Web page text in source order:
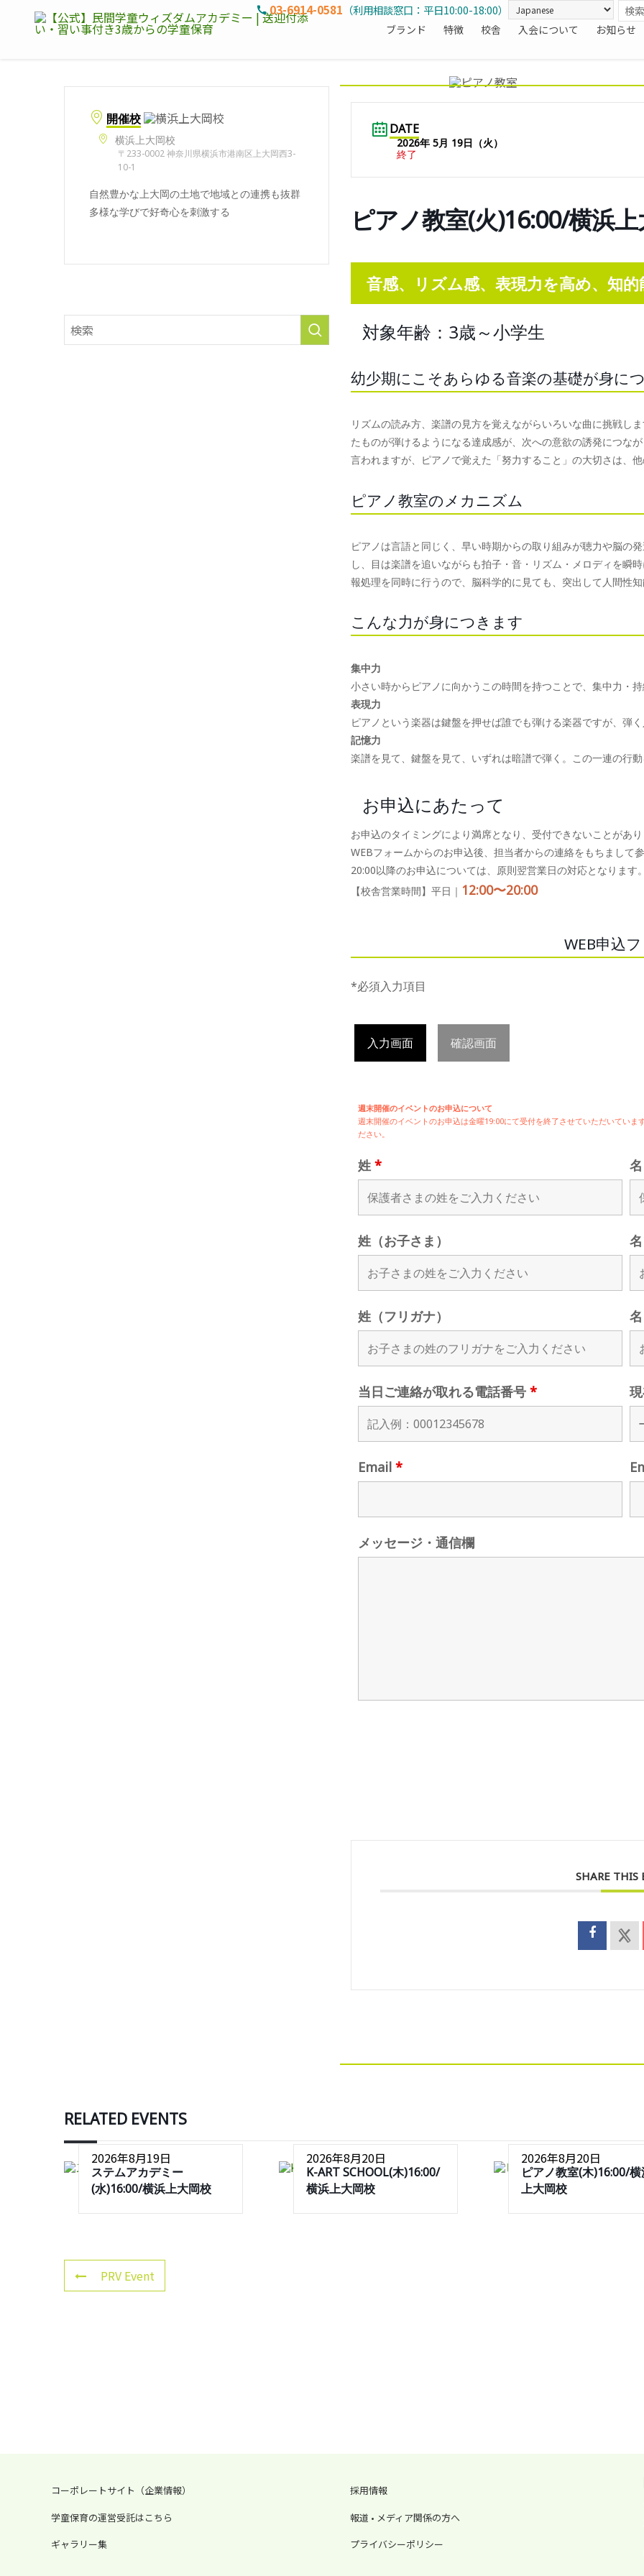
ブランド 特徴 校舎 入会について お知らせ
03-6914-0581 （利用相談窓口：平日10:00-18:00）
開催校
横浜上大岡校
〒233-0002 神奈川県横浜市港南区上大岡西3-
10-1
自然豊かな上大岡の土地で地域との連携も抜群
多様な学びで好奇心を刺激する
DATE
2026年 5月 19日（火）
終了
ピアノ教室(火)16:00/横浜
音感、リズム感、表現力を高め、知
対象年齢：3歳～小学生
幼少期にこそあらゆる音楽の基礎が身につ
リズムの読み方、楽譜の見方を覚えながらいろいな曲に挑戦し
たものが弾けるようになる達成感が、次への意欲の誘発につな
言われますが、ピアノで覚えた「努力すること」の大切さは、
ピアノ教室のメカニズム
ピアノは言語と同じく、早い時期からの取り組みが聴力や脳の
し、目は楽譜を追いながらも拍子・音・リズム・メロディを瞬
報処理を同時に行うので、脳科学的に見ても、突出して人間性
こんな力が身につきます
集中力
小さい時からピアノに向かうこの時間を持つことで、集中力・持
表現力
ピアノという楽器は鍵盤を押せば誰でも弾ける楽器ですが、弾
記憶力
楽譜を見て、鍵盤を見て、いずれは暗譜で弾く。この一連の行
お申込にあたって
お申込のタイミングにより満席となり、受付できないことがあ
WEBフォームからのお申込後、担当者からの連絡をもちまして参
20:00以降のお申込については、原則翌営業日の対応となります。
【校舎営業時間】平日｜ 12:00〜20:00
WEB申込
*必須入力項目
入力画面 確認画面
週末開催のイベントのお申込について
週末開催のイベントのお申込は金曜19:00にて受付を終了させていただいていま
ださい。
姓 *
姓（お子さま）
姓（フリガナ）
当日ご連絡が取れる電話番号 *
Email *
メッセージ・通信欄
SHARE THIS
RELATED EVENTS
2026年8月19日
ステムアカデミー
(水)16:00/横浜上大岡校
2026年8月20日
K-ART SCHOOL(木)16:00/
横浜上大岡校
2026年8月20日
ピアノ教室(木)16:00/
上大岡校
PRV Event
コーポレートサイト（企業情報）
学童保育の運営受託はこちら
ギャラリー集
採用情報
報道 • メディア関係の方へ
プライバシーポリシー